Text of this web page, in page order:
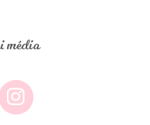
média